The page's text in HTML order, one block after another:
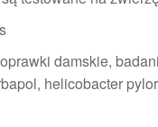
damskie,
helicobacter